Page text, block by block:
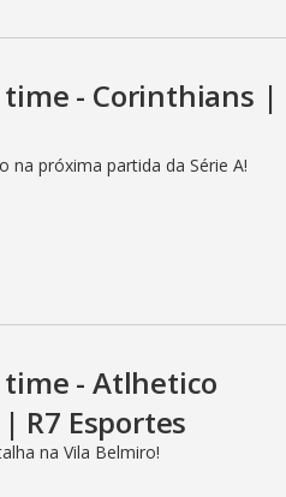
time - Corinthians |
na próxima partida da Série A!
time - Atlhetico
R7 Esportes
na Vila Belmiro!